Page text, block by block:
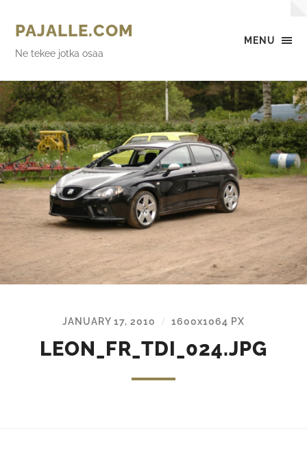
MENU
PAJALLE.COM
Ne tekee jotka osaa
JANUARY 17, 2010 / 1600x1064 PX
LEON_FR_TDI_024.JPG